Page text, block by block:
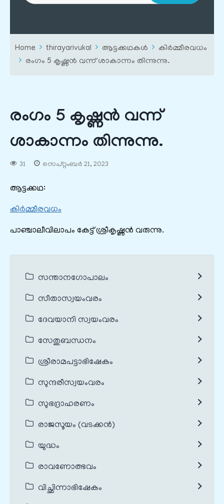
Home thirayarivukal ആട്ടക്കഥകൾ
കിർമ്മീരവധം
രംഗം 5 കൃഷ്ണൻ വന്ന് ശാകാന്നം തിന്നുന്നു.
രംഗം 5 കൃഷ്ണൻ വന്ന്
ശാകാന്നം തിന്നുന്നു.
31 സെപ്റ്റംബർ 21, 2023
ആട്ടക്കഥ:
കിർമ്മീരവധം
പാഞ്ചാലീവിലാപം കേട്ട് ശ്രീകൃഷ്ണൻ വരുന്നു.
സന്താനഗോപാലം
സീതാസ്വയംവരം
ദേവയാനി സ്വയംവരം
സേതുബന്ധനം
ശ്രീരാമപട്ടാഭിഷേകം
സുന്ദരീസ്വയംവരം
സുഭദ്രാഹരണം
രാജസൂയം (വടക്കൻ)
യുദ്ധം
രാവണോത്ഭവം
വിച്ഛിന്നാഭിഷേകം